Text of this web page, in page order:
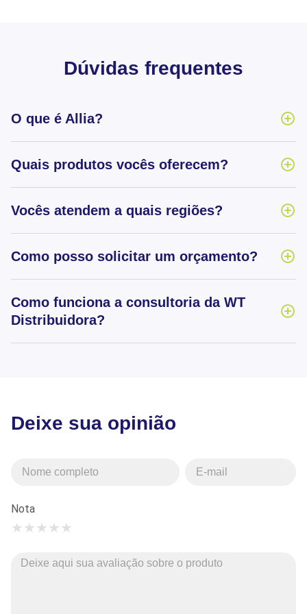
Dúvidas frequentes
O que é Allia?
Quais produtos vocês oferecem?
Vocês atendem a quais regiões?
Como posso solicitar um orçamento?
Como funciona a consultoria da WT
Distribuidora?
Deixe sua opinião
Nota
★
★
★
★
★